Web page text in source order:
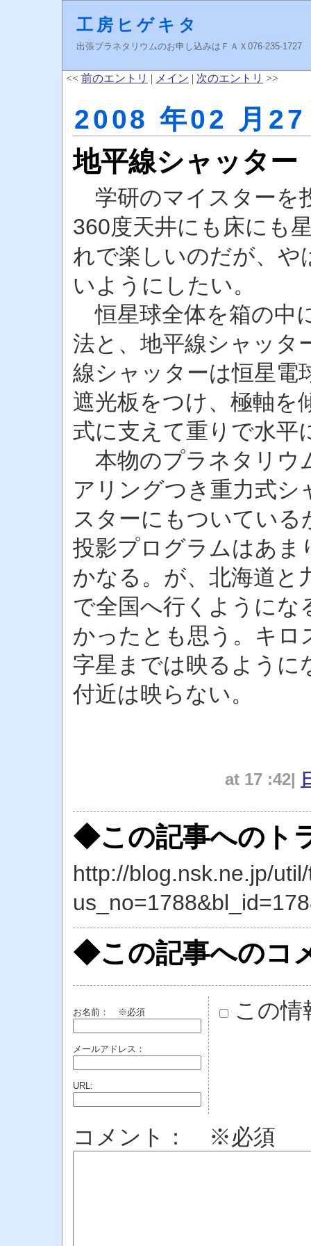
工房ヒゲキタ
出張プラネタリウムのお申し込みはＦＡＸ076-235-
<< 前のエントリ | メイン | 次のエントリ >>
2008 年02 月
地平線シャッター
学研のマイスターを
360度天井にも床にも
れで楽しいのだが、や
いようにしたい。
恒星球全体を箱の中
法と、地平線シャッタ
線シャッターは恒星電
遮光板をつけ、極軸を
式に支えて重りで水平
本物のプラネタリウ
アリングつき重力式
スターにもついてい
投影プログラムはあま
かなる。が、北海道と
で全国へ行くように
かったとも思う。キロ
字星までは映るように
付近は映らない。
at 17 :42|
◆この記事へのト
http://blog.nsk.ne.jp/
◆この記事へのコ
お名前： ※必須
メールアドレス：
URL:
この情
コメント： ※必須